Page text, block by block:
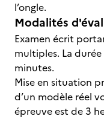
l’ongle.
Modalités
Examen écrit
multiples. La
minutes.
Mise en situation
d’un modèle réel
épreuve est de 3